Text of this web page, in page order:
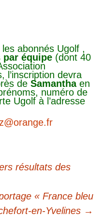
abonnés Ugolf ,
par équipe (dont 40
l’inscription devra
de Samanthaen
numéro de
Ugolf à l’adresse
résultats des
« France bleu
en-Yvelines →